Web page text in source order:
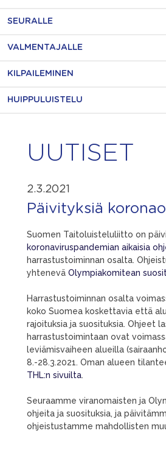
SEURALLE
VALMENTAJALLE
KILPAILEMINEN
HUIPPULUISTELU
UUTISET
2.3.2021
Päivityksiä
Suomen Taitoluisteluliitto on
koronaviruspandemian aikaisia
harrastustoiminnan osalta.
yhtenevä Olympiakomitean
Harrastustoiminnan osalta
koko Suomea koskettavia että
rajoituksia ja suosituksia. Ohjeet
harrastustoimintaan ovat
leviämisvaiheen alueilla
8.-28.3.2021. Oman alueen
THL:n sivuilta.
Seuraamme viranomaisten ja
ohjeita ja suosituksia, ja
ohjeistustamme mahdollisten